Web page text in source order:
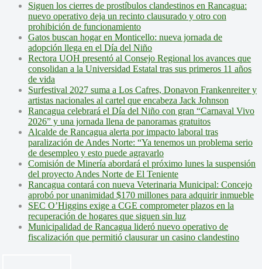
Siguen los cierres de prostíbulos clandestinos en Rancagua:
nuevo operativo deja un recinto clausurado y otro con
prohibición de funcionamiento
Gatos buscan hogar en Monticello: nueva jornada de
adopción llega en el Día del Niño
Rectora UOH presentó al Consejo Regional los avances que
consolidan a la Universidad Estatal tras sus primeros 11 años
de vida
Surfestival 2027 suma a Los Cafres, Donavon Frankenreiter y
artistas nacionales al cartel que encabeza Jack Johnson
Rancagua celebrará el Día del Niño con gran “Carnaval Vivo
2026” y una jornada llena de panoramas gratuitos
Alcalde de Rancagua alerta por impacto laboral tras
paralización de Andes Norte: “Ya tenemos un problema serio
de desempleo y esto puede agravarlo
Comisión de Minería abordará el próximo lunes la suspensión
del proyecto Andes Norte de El Teniente
Rancagua contará con nueva Veterinaria Municipal: Concejo
aprobó por unanimidad $170 millones para adquirir inmueble
SEC O’Higgins exige a CGE comprometer plazos en la
recuperación de hogares que siguen sin luz
Municipalidad de Rancagua lideró nuevo operativo de
fiscalización que permitió clausurar un casino clandestino